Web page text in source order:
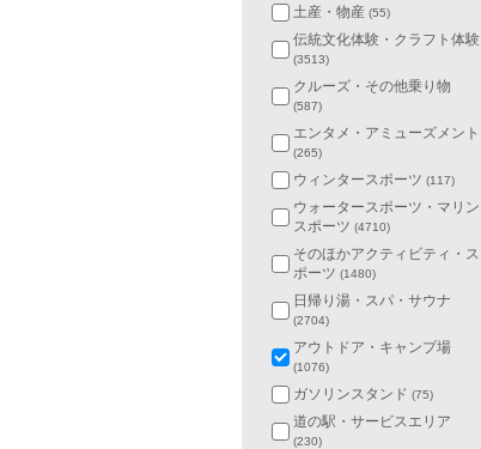
土産・物産 (55)
伝統文化体験・クラフト体験
(3513)
クルーズ・その他乗り物
(587)
エンタメ・アミューズメント
(265)
ウィンタースポーツ (117)
ウォータースポーツ・マリン
スポーツ (4710)
そのほかアクティビティ・ス
ポーツ (1480)
日帰り湯・スパ・サウナ
(2704)
アウトドア・キャンプ場
(1076)
ガソリンスタンド (75)
道の駅・サービスエリア
(230)